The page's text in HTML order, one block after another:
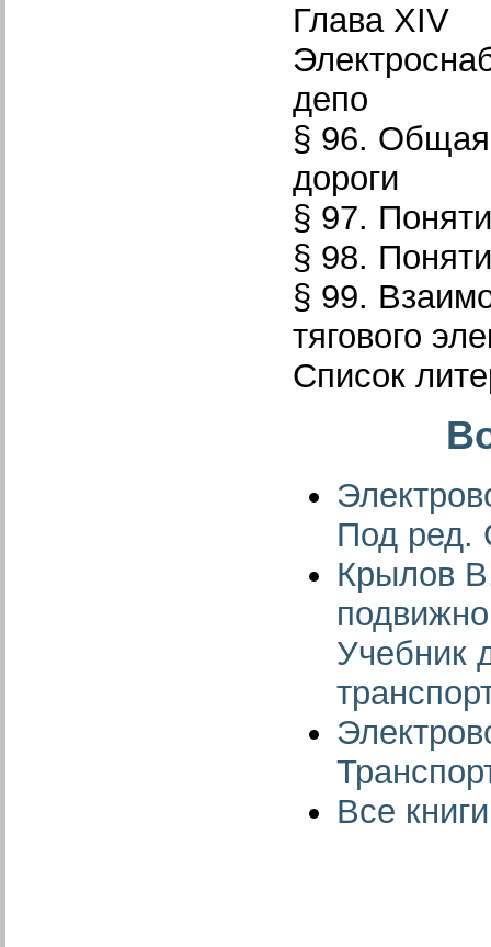
Глава XIV
депо
§ 96. Общая
дороги
§ 97.
§ 98.
§ 99.
тягового
Список
Под ред.
Крылов
Учебник
Все